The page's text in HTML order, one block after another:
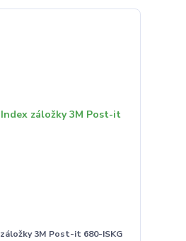
3M Post-it 680-ISKG